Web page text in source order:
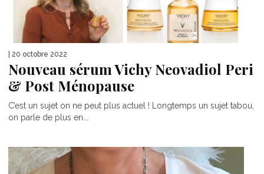
| 20 octobre 2022
Nouveau sérum Vichy Neovadiol Peri
& Post Ménopause
C’est un sujet on ne peut plus actuel ! Longtemps un sujet tabou,
on parle de plus en...